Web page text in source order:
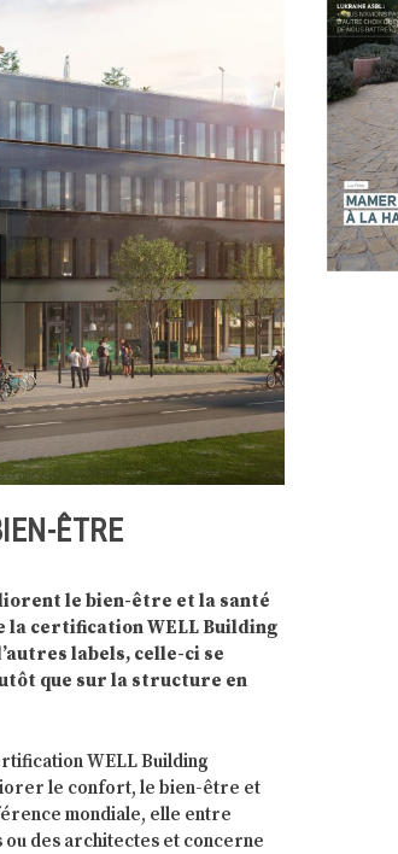
ÊTRE
le bien-être et la santé
la certification WELL Building
labels, celle-ci se
que sur la structure en
WELL Building
le confort, le bien-être et
mondiale, elle entre
des architectes et concerne